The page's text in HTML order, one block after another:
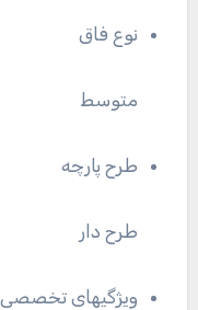
نوع فاق
متوسط
طرح پارچه
طرح دار
ویژگیهای تخصصی